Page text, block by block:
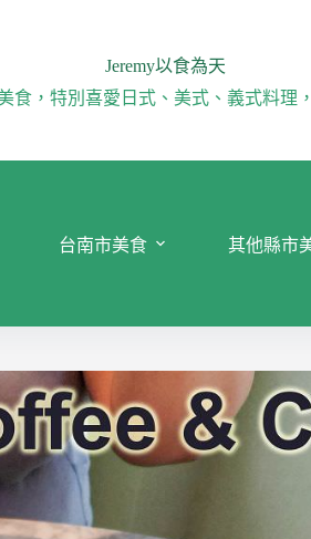
Jeremy以食為天
食，特別喜愛日式、美式、義式料理
台南市美食 其他縣市